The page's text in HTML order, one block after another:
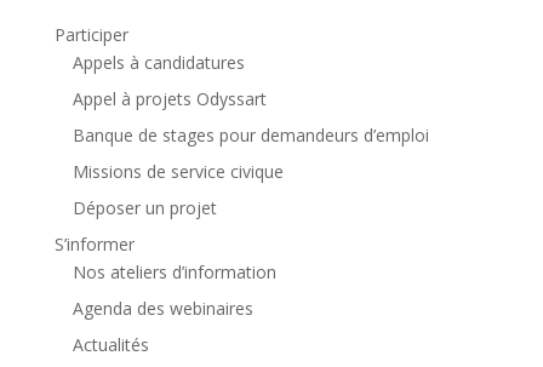
Participer
Appels à candidatures
Appel à projets Odyssart
Banque de stages pour demandeurs d’emploi
Missions de service civique
Déposer un projet
S’informer
Nos ateliers d’information
Agenda des webinaires
Actualités